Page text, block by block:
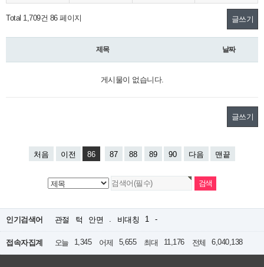
Total 1,709건 86 페이지 글쓰기
제목 날짜
게시물이 없습니다.
글쓰기
처음 이전 86 87 88 89 90 다음 맨끝
인기검색어 관절 턱 안면 . 비대칭 1 -
접속자집계 오늘 1,345 어제 5,655 최대 11,176 전체 6,040,138